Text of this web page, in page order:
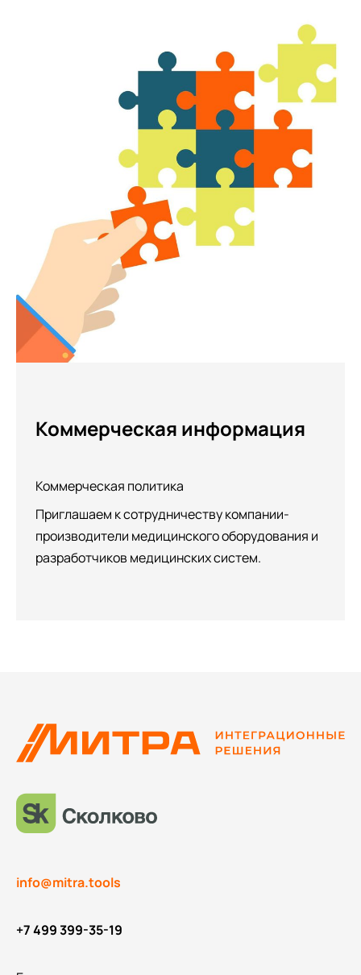
Коммерческая информация
Коммерческая политика
Приглашаем к сотрудничеству компании-
производители медицинского оборудования и
разработчиков медицинских систем.
info@mitra.tools
+7 499 399-35-19